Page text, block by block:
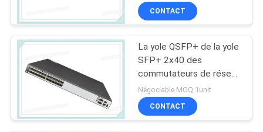
CONTACT
La yole QSFP+ de la yole
SFP+ 2x40 des
commutateurs de réseau
de S6720-30C-EI-24S-
AC Huawei 24x10 met en
communication
Négociable MOQ:1unit
CONTACT